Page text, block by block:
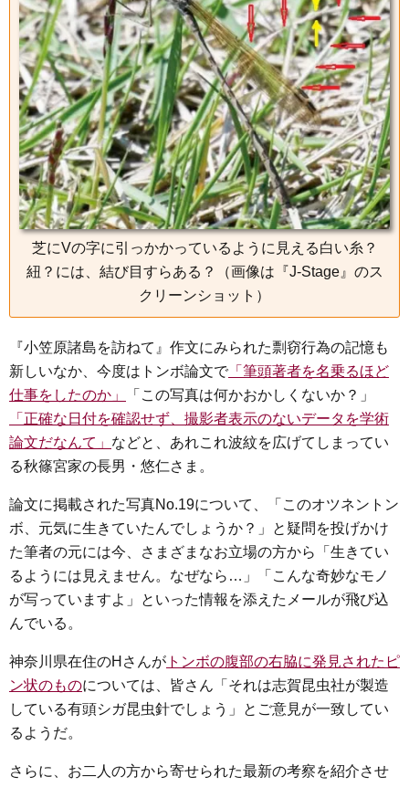
o
o
k
e
r
a
n
g
e
r
芝にVの字に引っかかっているように見える白い糸？
紐？には、結び目すらある？（画像は『J-Stage』のス
クリーンショット）
『小笠原諸島を訪ねて』作文にみられた剽窃行為の記憶も
新しいなか、今度はトンボ論文で「筆頭著者を名乗るほど
仕事をしたのか」
「この写真は何かおかしくないか？」
「正確な日付を確認せず、撮影者表示のないデータを学術
論文だなんて」 などと、あれこれ波紋を広げてしまってい
る秋篠宮家の長男・悠仁さま。
論文に掲載された写真No.19について、「このオツネントン
ボ、元気に生きていたんでしょうか？」と疑問を投げかけ
た筆者の元には今、さまざまなお立場の方から「生きてい
るようには見えません。なぜなら…」「こんな奇妙なモノ
が写っていますよ」といった情報を添えたメールが飛び込
んでいる。
神奈川県在住のHさんが トンボの腹部の右脇に発見されたピ
ン状のものについては、皆さん「それは志賀昆虫社が製造
している有頭シガ昆虫針でしょう」とご意見が一致してい
るようだ。
さらに、お二人の方から寄せられた最新の考察を紹介させ